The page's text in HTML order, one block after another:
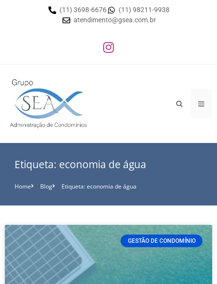
(11) 3698-6676
(11) 98211-9938
atendimento@gsea.com.br
Etiqueta: economia de água
Home Blog Etiqueta: economia de água
GESTÃO DE CONDOMÍNIO